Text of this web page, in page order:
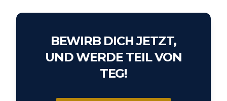
BEWIRB DICH JETZT,
UND WERDE TEIL VON
TEG!